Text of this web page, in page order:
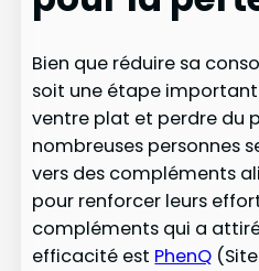
Bien que réduire sa
soit une étape
ventre plat et perdre du
nombreuses personnes
vers des compléments
pour renforcer leurs
compléments qui a
efficacité est PhenQ